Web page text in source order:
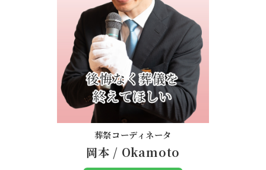
葬祭コーディネータ
岡本 / Okamoto